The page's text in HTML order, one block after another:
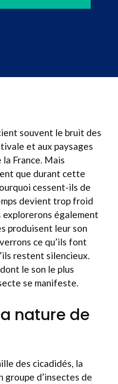
souvent le bruit des
et aux paysages
France. Mais
que durant cette
cessent-ils de
devient trop froid
explorerons également
produisent leur son
ce qu’ils font
restent silencieux.
le son le plus
se manifeste.
nature de
des cicadidés, la
groupe d’insectes de